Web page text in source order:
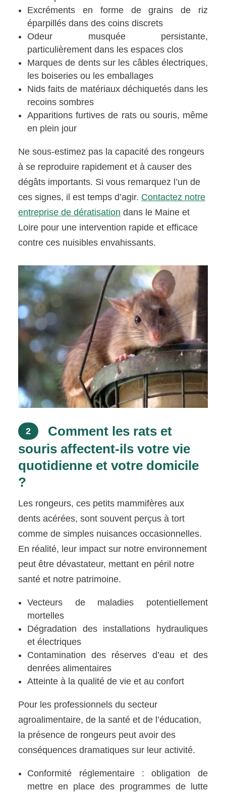
Excréments en forme de grains de riz
éparpillés dans des coins discrets
Odeur musquée persistante,
particulièrement dans les espaces clos
Marques de dents sur les câbles électriques,
les boiseries ou les emballages
Nids faits de matériaux déchiquetés dans les
recoins sombres
Apparitions furtives de rats ou souris, même
en plein jour
Ne sous-estimez pas la capacité des rongeurs
à se reproduire rapidement et à causer des
dégâts importants. Si vous remarquez l’un de
ces signes, il est temps d’agir. Contactez notre
entreprise de dératisation dans le Maine et
Loire pour une intervention rapide et efficace
contre ces nuisibles envahissants.
2
Comment les rats et
souris affectent-ils votre vie
quotidienne et votre domicile
?
Les rongeurs, ces petits mammifères aux
dents acérées, sont souvent perçus à tort
comme de simples nuisances occasionnelles.
En réalité, leur impact sur notre environnement
peut être dévastateur, mettant en péril notre
santé et notre patrimoine.
Vecteurs de maladies potentiellement
mortelles
Dégradation des installations hydrauliques
et électriques
Contamination des réserves d’eau et des
denrées alimentaires
Atteinte à la qualité de vie et au confort
Pour les professionnels du secteur
agroalimentaire, de la santé et de l’éducation,
la présence de rongeurs peut avoir des
conséquences dramatiques sur leur activité.
Conformité réglementaire : obligation de
mettre en place des programmes de lutte